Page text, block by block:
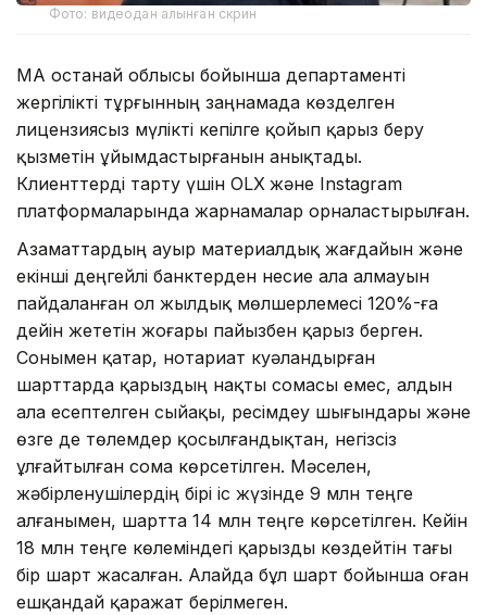
Фото: видеодан алынған скрин
ҚМА Қостанай облысы бойынша департаменті
жергілікті тұрғынның заңнамада көзделген
лицензиясыз мүлікті кепілге қойып қарыз беру
қызметін ұйымдастырғанын анықтады.
Клиенттерді тарту үшін OLX және Instagram
платформаларында жарнамалар орналастырылған.
Азаматтардың ауыр материалдық жағдайын және
екінші деңгейлі банктерден несие ала алмауын
пайдаланған ол жылдық мөлшерлемесі 120%-ға
дейін жететін жоғары пайызбен қарыз берген.
Сонымен қатар, нотариат куәландырған
шарттарда қарыздың нақты сомасы емес, алдын
ала есептелген сыйақы, ресімдеу шығындары және
өзге де төлемдер қосылғандықтан, негізсіз
ұлғайтылған сома көрсетілген. Мәселен,
жәбірленушілердің бірі іс жүзінде 9 млн теңге
алғанымен, шартта 14 млн теңге көрсетілген. Кейін
18 млн теңге көлеміндегі қарызды көздейтін тағы
бір шарт жасалған. Алайда бұл шарт бойынша оған
ешқандай қаражат берілмеген.